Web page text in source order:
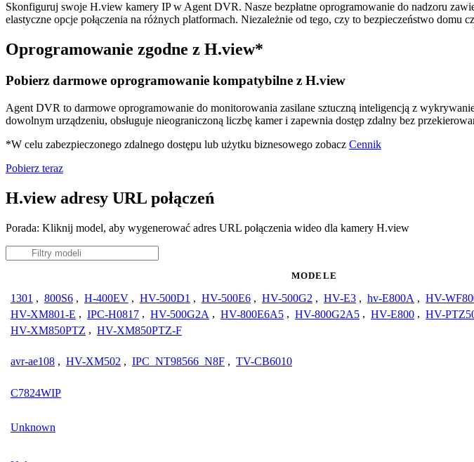
Skonfiguruj swoje H.view kamery IP w Agent DVR. Nasze bezpłatne oprogramowanie do nadzoru
elastyczne opcje połączenia na różnych platformach. Niezależnie od tego, czy to bezpieczeństwo
Oprogramowanie zgodne z H.view*
Pobierz darmowe oprogramowanie kompatybilne z H.view
Agent DVR to darmowe oprogramowanie do monitorowania zasilane sztuczną inteligencją z
dowolnym urządzeniu, obsługuje nieograniczoną liczbę kamer i zapewnia dostęp zdalny bez
*W celu zabezpieczonego zdalnego dostępu lub użytku biznesowego zobacz Cennik
Pobierz teraz
H.view adresy URL połączeń
Porada: Kliknij model, aby wygenerować adres URL połączenia wideo dla kamery H.view
MODELE
1301 , 800S6 , H-400EV , HV-500D1 , HV-500E6 , HV-500G2 , HV-E3 , hv-E800A , HV-
HV-XM801-E , IPC-H0817 , HV-500G2A , HV-800E6A5 , HV-800G2A5 , HV-E800 , HV-
HV-XM850PTZ , HV-XM850PTZ-F
avr-ae108 , HV-XM502 , IPC_NT98566_N8F , TV-CB6010
C7824WIP
Unknown